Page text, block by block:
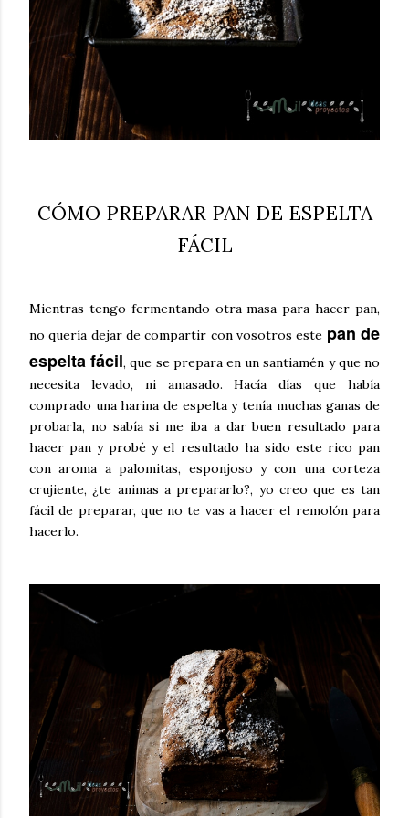
CÓMO PREPARAR PAN DE ESPELTA
FÁCIL
Mientras tengo fermentando otra masa para hacer pan,
no quería dejar de compartir con vosotros este pan de
espelta fácil, que se prepara en un santiamén y que no
necesita levado, ni amasado. Hacía días que había
comprado una harina de espelta y tenía muchas ganas de
probarla, no sabía si me iba a dar buen resultado para
hacer pan y probé y el resultado ha sido este rico pan
con aroma a palomitas, esponjoso y con una corteza
crujiente, ¿te animas a prepararlo?, yo creo que es tan
fácil de preparar, que no te vas a hacer el remolón para
hacerlo.